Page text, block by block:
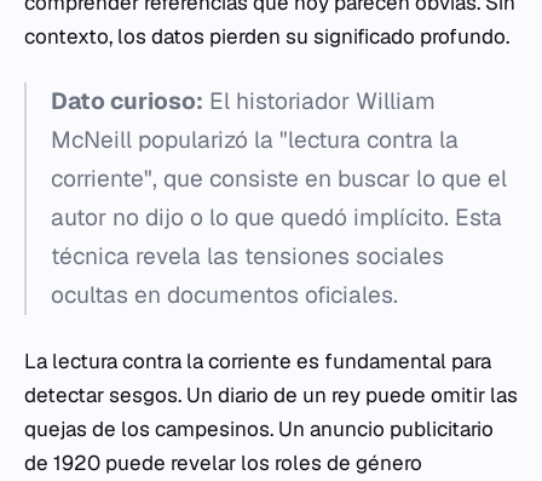
contexto, los datos pierden su significado profundo.
Dato curioso: El historiador William
McNeill popularizó la "lectura contra la
corriente", que consiste en buscar lo que el
autor no dijo o lo que quedó implícito. Esta
técnica revela las tensiones sociales
ocultas en documentos oficiales.
La lectura contra la corriente es fundamental para
detectar sesgos. Un diario de un rey puede omitir las
quejas de los campesinos. Un anuncio publicitario
de 1920 puede revelar los roles de género